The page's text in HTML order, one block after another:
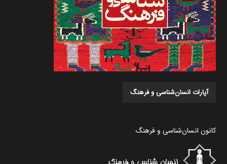
آپارات انسان‌شناسی و فرهنگ
کانون انسان‌شناسی و فرهنگ